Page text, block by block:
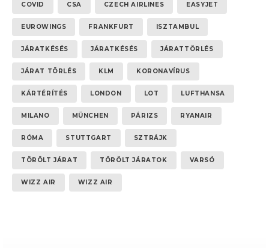
COVID CSA CZECH AIRLINES EASYJET
EUROWINGS FRANKFURT ISZTAMBUL
JÁRATKÉSÉS JÁRATKÉSÉS JÁRATTÖRLÉS
JÁRAT TÖRLÉS KLM KORONAVÍRUS
KÁRTÉRÍTÉS LONDON LOT LUFTHANSA
MILANO MÜNCHEN PÁRIZS RYANAIR
RÓMA STUTTGART SZTRÁJK
TÖRÖLT JÁRAT TÖRÖLT JÁRATOK VARSÓ
WIZZ AIR WIZZ AIR